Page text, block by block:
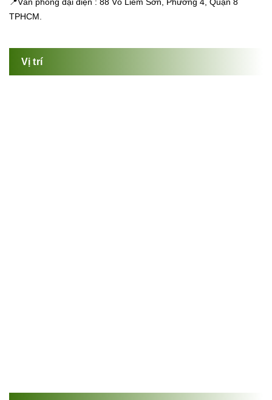
TPHCM.
Vị trí